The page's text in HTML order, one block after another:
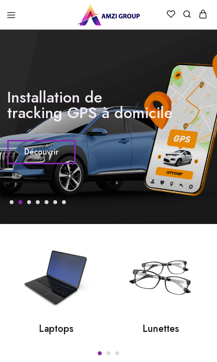
Installation de
tracking GPS à domicile
Découvrir
Laptops Lunettes